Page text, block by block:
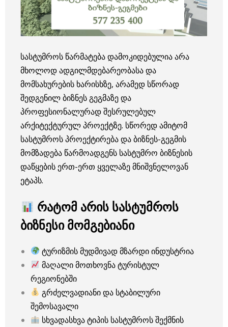
სასტუმროს წარმატება დამოკიდებულია არა
მხოლოდ ადგილმდებარეობასა და
მომსახურების ხარისხზე, არამედ სწორად
შედგენილ ბიზნეს გეგმაზე და
პროფესიონალურად შესრულებულ
არქიტექტურულ პროექტზე. სწორედ ამიტომ
სასტუმროს პროექტირება და ბიზნეს-გეგმის
მომზადება წარმოადგენს სასტუმრო ბიზნესის
დაწყების ერთ-ერთ ყველაზე მნიშვნელოვან
ეტაპს.
რატომ არის სასტუმროს
ბიზნესი მომგებიანი
ტურიზმის მუდმივად მზარდი ინდუსტრია
მაღალი მოთხოვნა ტურისტულ
რეგიონებში
გრძელვადიანი და სტაბილური
შემოსავალი
სხვადასხვა ტიპის სასტუმროს შექმნის